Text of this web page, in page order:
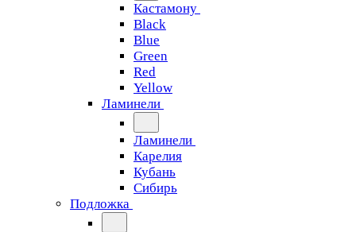
Кастамону
Black
Blue
Green
Red
Yellow
Ламинели
Ламинели
Карелия
Кубань
Сибирь
Подложка